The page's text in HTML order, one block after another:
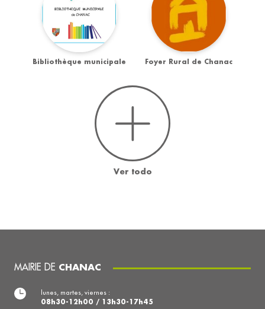
Bibliothèque municipale Foyer Rural de Chanac
Ver todo
MAIRIE DE CHANAC
lunes, martes, viernes :
08h30-12h00 / 13h30-17h45